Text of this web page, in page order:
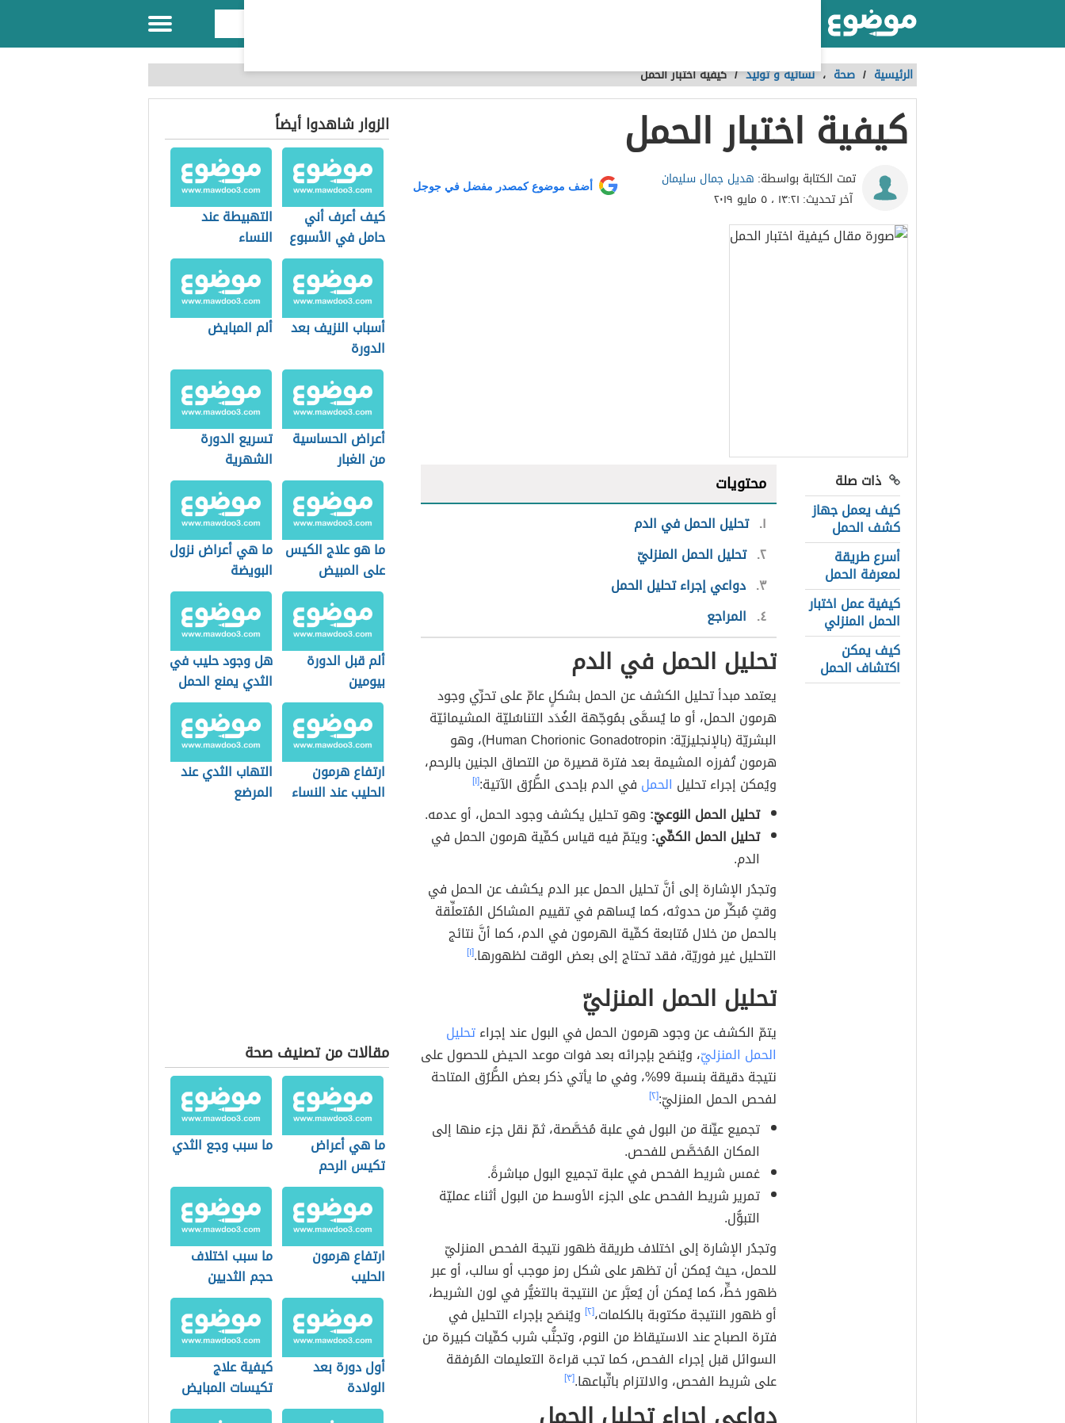
الرئيسية / صحة ،نسائية و توليد /كيفية اختبار الحمل
كيفية اختبار الحمل
تمت الكتابة بواسطة: هديل جمال سليمان
آخر تحديث: ١٣:٢١ ، ٥ مايو ٢٠١٩
أضف موضوع كمصدر مفضل في جوجل
ذات صلة
كيف يعمل جهاز
كشف الحمل
أسرع طريقة
لمعرفة الحمل
كيفية عمل اختبار
الحمل المنزلي
كيف يمكن
اكتشاف الحمل
محتويات
١ تحليل الحمل في الدم
٢ تحليل الحمل المنزليّ
٣ دواعي إجراء تحليل الحمل
٤ المراجع
تحليل الحمل في الدم
يعتمد مبدأ تحليل الكشف عن الحمل بشكلٍ عامّ على تحرِّي وجود
هرمون الحمل، أو ما يُسمَّى بمُوجّهة الغُدَد التناسُليّة المشيمائيّة
البشريّة (بالإنجليزيّة: Human Chorionic Gonadotropin)، وهو
هرمون تُفرزه المشيمة بعد فترة قصيرة من التصاق الجنين بالرحم،
ويُمكن إجراء تحليل الحمل في الدم بإحدى الطُّرُق الآتية:[١]
تحليل الحمل النوعيّ: وهو تحليل يكشف وجود الحمل، أو عدمه.
تحليل الحمل الكمِّي: ويتمّ فيه قياس كمِّية هرمون الحمل في
الدم.
وتجدُر الإشارة إلى أنَّ تحليل الحمل عبر الدم يكشف عن الحمل في
وقتٍ مُبكِّر من حدوثه، كما يُساهم في تقييم المشاكل المُتعلِّقة
بالحمل من خلال مُتابعة كمِّية الهرمون في الدم، كما أنَّ نتائج
التحليل غير فوريّة، فقد تحتاج إلى بعض الوقت لظهورها.[١]
تحليل الحمل المنزليّ
يتمّ الكشف عن وجود هرمون الحمل في البول عند إجراءتحليل
الحمل المنزليّ، ويُنصَح بإجرائه بعد فوات موعد الحيض للحصول على
نتيجة دقيقة بنسبة 99%، وفي ما يأتي ذكر بعض الطُّرُق المتاحة
لفحص الحمل المنزليّ:[٢]
تجميع عيِّنة من البول في علبة مُخصَّصة، ثمّ نقل جزء منها إلى
المكان المُخصَّص للفحص.
غمس شريط الفحص في علبة تجميع البول مباشرةً.
تمرير شريط الفحص على الجزء الأوسط من البول أثناء عمليّة
التبوُّل.
وتجدُر الإشارة إلى اختلاف طريقة ظهور نتيجة الفحص المنزليّ
للحمل، حيث يُمكن أن تظهر على شكل رمز موجب أو سالب، أو عبر
ظهور خطٍّ، كما يُمكن أن يُعبَّر عن النتيجة بالتغيُّر في لون الشريط،
أو ظهور النتيجة مكتوبة بالكلمات،[٢]
ويُنصَح بإجراء التحليل في
فترة الصباح عند الاستيقاظ من النوم، وتجنُّب شرب كمِّيات كبيرة من
السوائل قبل إجراء الفحص، كما تجب قراءة التعليمات المُرفقة
على شريط الفحص، والالتزام باتِّباعها.[٣]
الزوار شاهدوا أيضاً
كيف أعرف أني
حامل في الأسبوع
الأول
التهبيطة عند
النساء
أسباب النزيف بعد
الدورة
ألم المبايض
أعراض الحساسية
من الغبار
تسريع الدورة
الشهرية
ما هو علاج الكيس
على المبيض
ما هي أعراض نزول
البويضة
ألم قبل الدورة
بيومين
هل وجود حليب في
الثدي يمنع الحمل
ارتفاع هرمون
الحليب عند النساء
التهاب الثدي عند
المرضع
مقالات من تصنيف صحة
ما هي أعراض
تكيس الرحم
ما سبب وجع الثدي
ارتفاع هرمون
الحليب
ما سبب اختلاف
حجم الثديين
أول دورة بعد
الولادة
كيفية علاج
تكيسات المبايض